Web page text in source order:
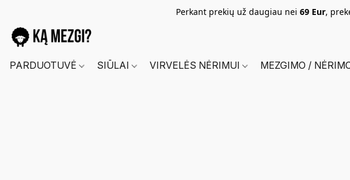
Perkant prekių už daugiau nei 69 Eur,
PARDUOTUVĖ SIŪLAI VIRVELĖS NĖRIMUI MEZGIMO /